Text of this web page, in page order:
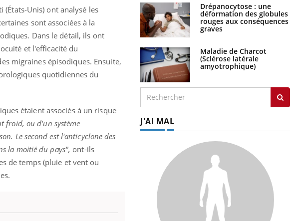
(États-Unis) ont analysé les
sont associées à la
Dans le détail, ils ont
et l'efficacité du
migraines épisodiques. Ensuite,
quotidiennes du
étaient associés à un risque
froid, ou d'un système
Le second est l'anticyclone des
la moitié du pays", ont-ils
de temps (pluie et vent ou
Drépanocytose : une
déformation des globules
rouges aux conséquences
graves
Maladie de Charcot
(Sclérose latérale
amyotrophique)
J'AI MAL